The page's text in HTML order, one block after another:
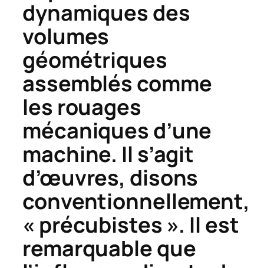
dynamiques des
volumes
géométriques
assemblés comme
les rouages
mécaniques d’une
machine. Il s’agit
d’œuvres, disons
conventionnellement,
« précubistes ». Il est
remarquable que